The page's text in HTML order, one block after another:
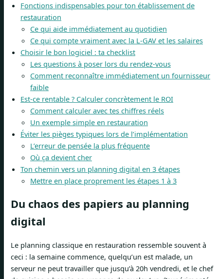
Fonctions indispensables pour ton établissement de
restauration
Ce qui aide immédiatement au quotidien
Ce qui compte vraiment avec la L-GAV et les salaires
Choisir le bon logiciel : ta checklist
Les questions à poser lors du rendez-vous
Comment reconnaître immédiatement un fournisseur
faible
Est-ce rentable ? Calculer concrètement le ROI
Comment calculer avec tes chiffres réels
Un exemple simple en restauration
Éviter les pièges typiques lors de l’implémentation
L’erreur de pensée la plus fréquente
Où ça devient cher
Ton chemin vers un planning digital en 3 étapes
Mettre en place proprement les étapes 1 à 3
Du chaos des papiers au planning
digital
Le planning classique en restauration ressemble souvent à
ceci : la semaine commence, quelqu’un est malade, un
serveur ne peut travailler que jusqu’à 20h vendredi, et le chef